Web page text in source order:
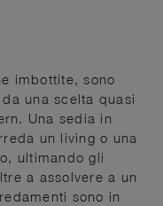
imbottite, sono
una scelta quasi
Una sedia in
un living o una
ultimando gli
a assolvere a un
sono in